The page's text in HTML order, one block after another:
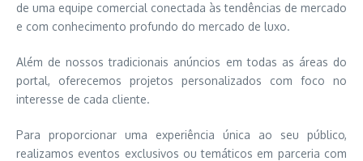
de uma equipe comercial conectada às tendências de mercado
e com conhecimento profundo do mercado de luxo.
Além de nossos tradicionais anúncios em todas as áreas do
portal, oferecemos projetos personalizados com foco no
interesse de cada cliente.
Para proporcionar uma experiência única ao seu público,
realizamos eventos exclusivos ou temáticos em parceria com